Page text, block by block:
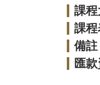
課程
課程
備註
匯款